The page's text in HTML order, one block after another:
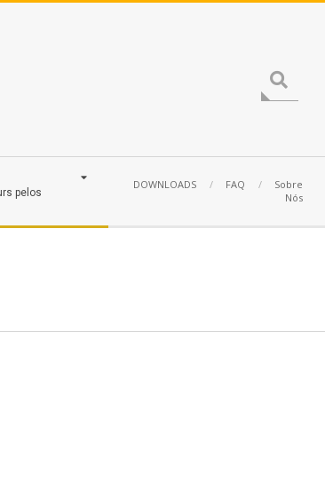
pelos
DOWNLOADS FAQ
Sobre
Nós